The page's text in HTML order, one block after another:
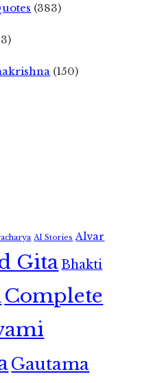
(383)
(150)
AI Stories Alvar
GitaBhakti
Complete
Gautama